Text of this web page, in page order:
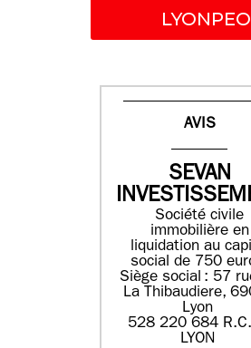
AVIS
SEVAN
Société civile
immobilière en
liquidation ​au
social de 750
Siège social : ​57
La Thibaudiere,
Lyon​
​​528 220 684​
LYON​